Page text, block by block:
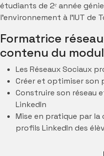
étudiants de 2ᵉ année
l’environnement à l’IUT de
Formatrice
contenu du
Les Réseaux Sociaux
Créer et optimiser son
Construire son réseau
LinkedIn
Mise en pratique par
profils LinkedIn des